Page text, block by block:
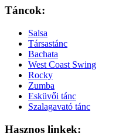
Táncok:
Salsa
Társastánc
Bachata
West Coast Swing
Rocky
Zumba
Esküvői tánc
Szalagavató tánc
Hasznos linkek: